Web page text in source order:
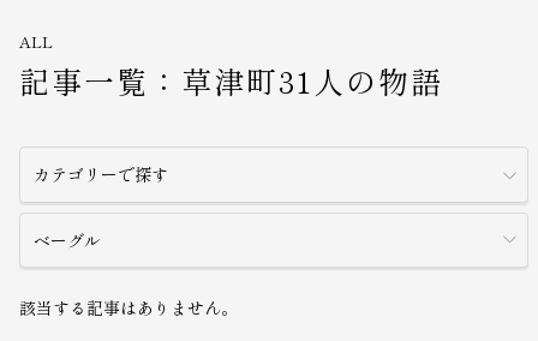
ALL
記事一覧：草津町31人の物語
カテゴリーで探す
ベーグル
該当する記事はありません。